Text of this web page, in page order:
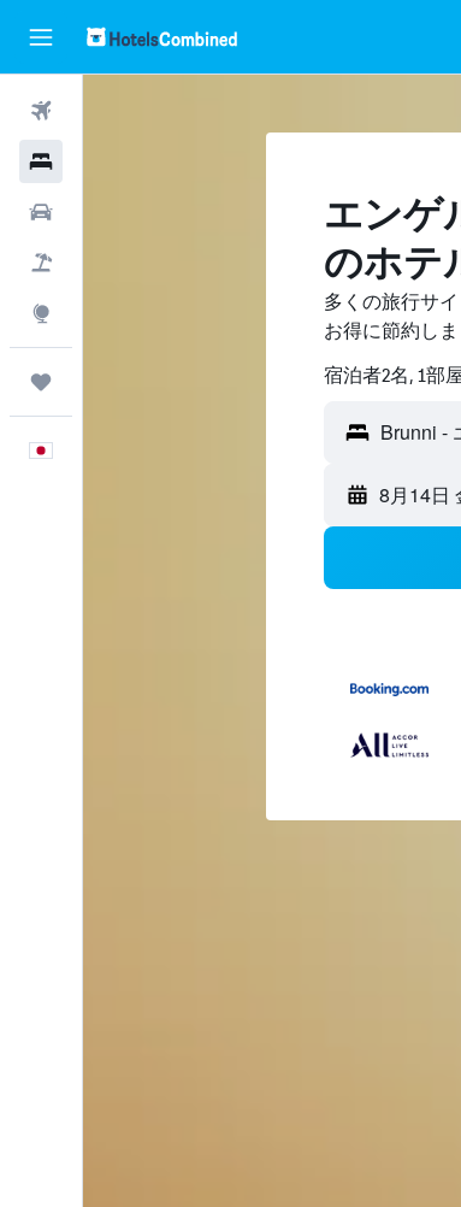
エンゲ
のホテ
多くの旅行サ
お得に節約しま
宿泊者2名, 1​部
8月14日